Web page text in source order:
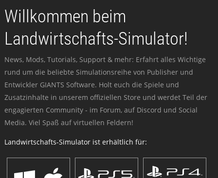
Willkommen beim
Landwirtschafts-Simulator!
News, Mods, Tutorials, Support & mehr: Erfahrt alles Wichtige
rund um die beliebte Simulationsreihe von Publisher und
Entwickler GIANTS Software. Holt euch die Spiele und
Zusatzinhalte in unserem offiziellen Store und werdet Teil der
engagierten Community - im Forum, auf Discord und Social
Media. Viel Spaß auf virtuellen Feldern!
Landwirtschafts-Simulator ist erhältlich für: